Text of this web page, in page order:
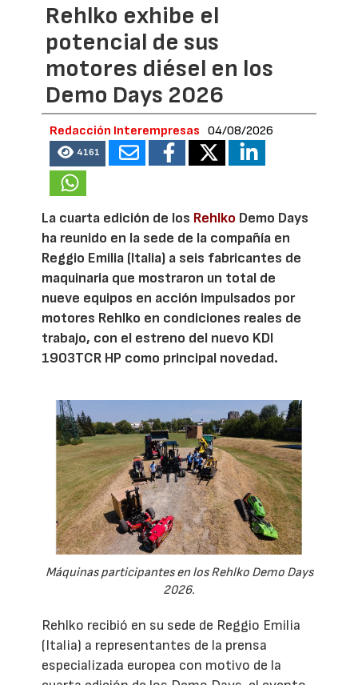
Rehlko exhibe el
potencial de sus
motores diésel en los
Demo Days 2026
Redacción Interempresas 04/08/2026
4161
La cuarta edición de los Rehlko Demo Days
ha reunido en la sede de la compañía en
Reggio Emilia (Italia) a seis fabricantes de
maquinaria que mostraron un total de
nueve equipos en acción impulsados por
motores Rehlko en condiciones reales de
trabajo, con el estreno del nuevo KDI
1903TCR HP como principal novedad.
Máquinas participantes en los Rehlko Demo Days
2026.
Rehlko recibió en su sede de Reggio Emilia
(Italia) a representantes de la prensa
especializada europea con motivo de la